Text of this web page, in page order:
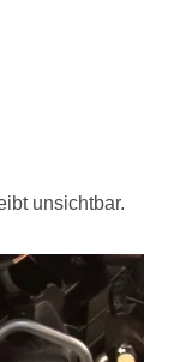
unsichtbar.